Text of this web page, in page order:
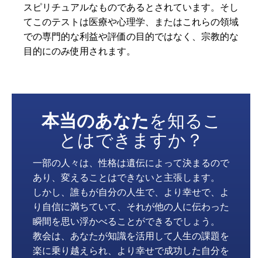
スピリチュアルなものであるとされています。そし
てこのテストは医療や心理学、またはこれらの領域
での専門的な利益や評価の目的ではなく、宗教的な
目的にのみ使用されます。
本当のあなたを知るこ
とはできますか？
一部の人々は、性格は遺伝によって決まるので
あり、変えることはできないと主張します。
しかし、誰もが自分の人生で、より幸せで、よ
り自信に満ちていて、それが他の人に伝わった
瞬間を思い浮かべることができるでしょう。
教会は、あなたが知識を活用して人生の課題を
楽に乗り越えられ、より幸せで成功した自分を